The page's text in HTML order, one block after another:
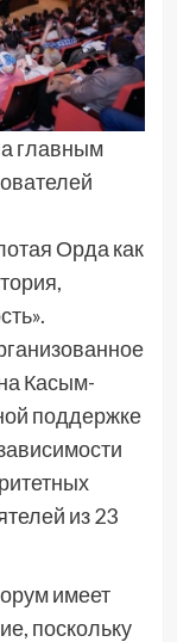
главным
Орда как
Касым-
поддержке
из 23
имеет
поскольку